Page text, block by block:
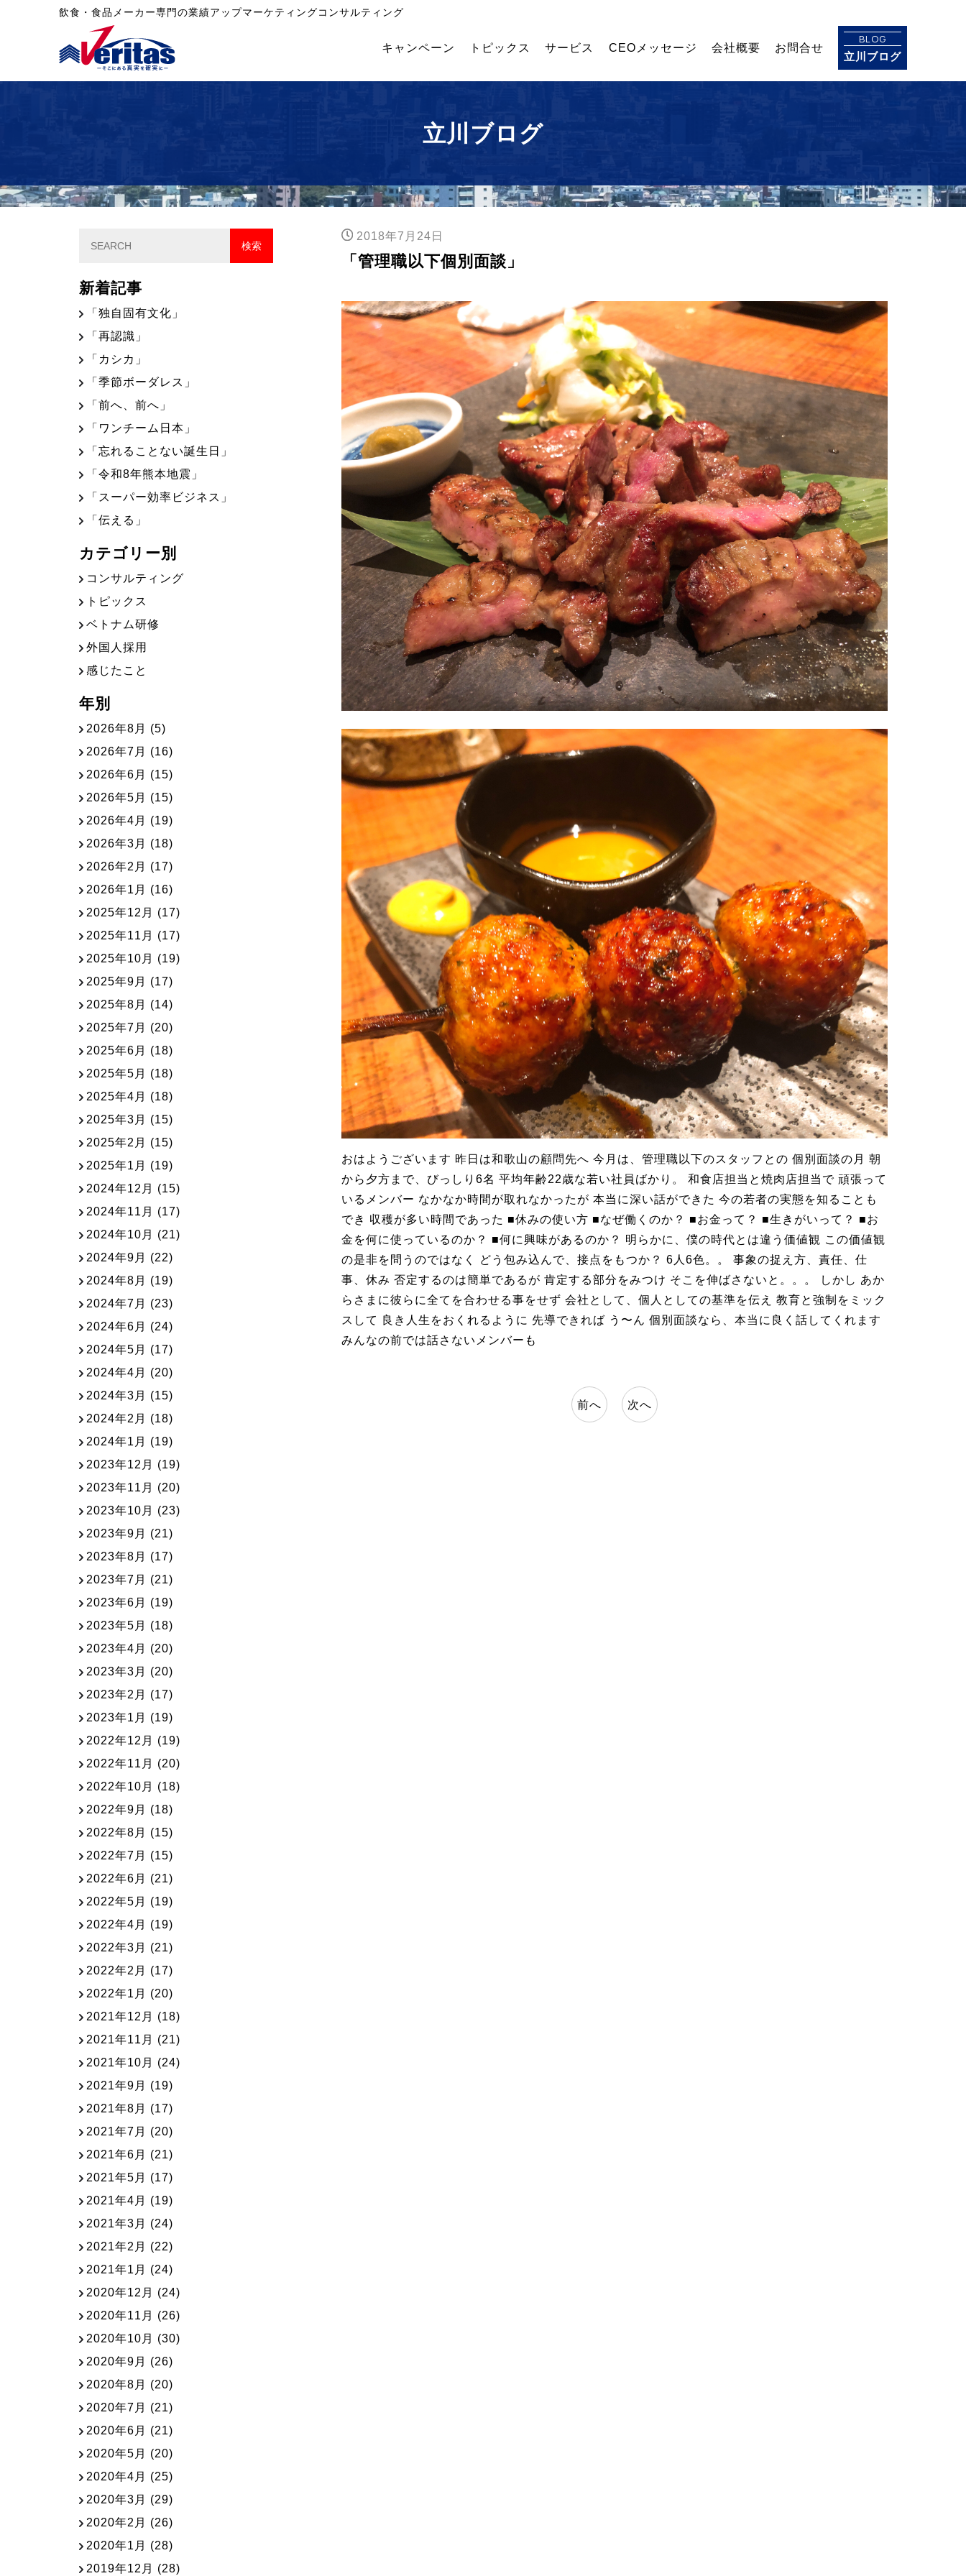
飲食・食品メーカー専門の業績アップマーケティングコンサルティング
キャンペーン トピックス
サービス
食・
ンサ
ルテ
人採
育成
CEOメッセージ 会社概要 お問合せ
BLOG
立川ブログ
立川ブログ
2018年7月24日
「管理職以下個別面談」
おはようございます 昨日は和歌山の顧問先へ 今月は、管理職以下のスタッフとの 個別面談の月 朝
から夕方まで、びっしり6名 平均年齢22歳な若い社員ばかり。 和食店担当と焼肉店担当で 頑張って
いるメンバー なかなか時間が取れなかったが 本当に深い話ができた 今の若者の実態を知ることも
でき 収穫が多い時間であった ■休みの使い方 ■なぜ働くのか？ ■お金って？ ■生きがいって？ ■お
金を何に使っているのか？ ■何に興味があるのか？ 明らかに、僕の時代とは違う価値観 この価値観
の是非を問うのではなく どう包み込んで、接点をもつか？ 6人6色。。 事象の捉え方、責任、仕
事、休み 否定するのは簡単であるが 肯定する部分をみつけ そこを伸ばさないと。。。 しかし あか
らさまに彼らに全てを合わせる事をせず 会社として、個人としての基準を伝え 教育と強制をミック
スして 良き人生をおくれるように 先導できれば う〜ん 個別面談なら、本当に良く話してくれます
みんなの前では話さないメンバーも
前へ 次へ
新着記事
「独自固有文化」
「再認識」
「カシカ」
「季節ボーダレス」
「前へ、前へ」
「ワンチーム日本」
「忘れることない誕生日」
「令和8年熊本地震」
「スーパー効率ビジネス」
「伝える」
カテゴリー別
コンサルティング
トピックス
ベトナム研修
外国人採用
感じたこと
年別
2026年8月 (5)
2026年7月 (16)
2026年6月 (15)
2026年5月 (15)
2026年4月 (19)
2026年3月 (18)
2026年2月 (17)
2026年1月 (16)
2025年12月 (17)
2025年11月 (17)
2025年10月 (19)
2025年9月 (17)
2025年8月 (14)
2025年7月 (20)
2025年6月 (18)
2025年5月 (18)
2025年4月 (18)
2025年3月 (15)
2025年2月 (15)
2025年1月 (19)
2024年12月 (15)
2024年11月 (17)
2024年10月 (21)
2024年9月 (22)
2024年8月 (19)
2024年7月 (23)
2024年6月 (24)
2024年5月 (17)
2024年4月 (20)
2024年3月 (15)
2024年2月 (18)
2024年1月 (19)
2023年12月 (19)
2023年11月 (20)
2023年10月 (23)
2023年9月 (21)
2023年8月 (17)
2023年7月 (21)
2023年6月 (19)
2023年5月 (18)
2023年4月 (20)
2023年3月 (20)
2023年2月 (17)
2023年1月 (19)
2022年12月 (19)
2022年11月 (20)
2022年10月 (18)
2022年9月 (18)
2022年8月 (15)
2022年7月 (15)
2022年6月 (21)
2022年5月 (19)
2022年4月 (19)
2022年3月 (21)
2022年2月 (17)
2022年1月 (20)
2021年12月 (18)
2021年11月 (21)
2021年10月 (24)
2021年9月 (19)
2021年8月 (17)
2021年7月 (20)
2021年6月 (21)
2021年5月 (17)
2021年4月 (19)
2021年3月 (24)
2021年2月 (22)
2021年1月 (24)
2020年12月 (24)
2020年11月 (26)
2020年10月 (30)
2020年9月 (26)
2020年8月 (20)
2020年7月 (21)
2020年6月 (21)
2020年5月 (20)
2020年4月 (25)
2020年3月 (29)
2020年2月 (26)
2020年1月 (28)
2019年12月 (28)